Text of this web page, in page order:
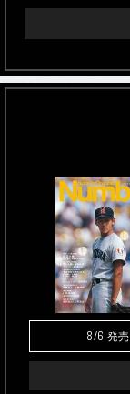
8/6 発売